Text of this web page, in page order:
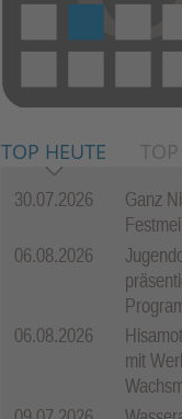
TOP HEUTE
30.07.2026
Ganz
06.08.2026
06.08.2026
mit